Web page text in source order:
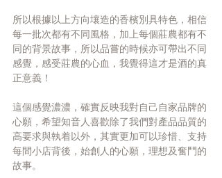
所以根據以上⽅向壤造的香檳別具特⾊，相信
每⼀批次都有不同風格，加上每個莊農都有不
同的背景故事，所以品嘗的時候亦可帶出不同
感覺，感受莊農的⼼⾎，我覺得這才是酒的真
正意義！
這個感覺濃濃，確實反映我對⾃⼰⾃家品牌的
⼼願，希望知⾳⼈喜歡除了我們對產品品質的
⾼要求與執着以外，其實更加可以珍惜、⽀持
每間⼩店背後，始創⼈的⼼願，理想及奮⾾的
故事。